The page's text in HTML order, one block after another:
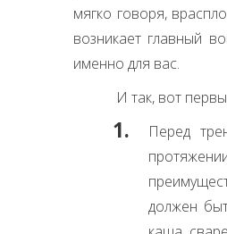
мягко говоря,
возникает главный
именно для вас.
И так, вот
Перед
должен